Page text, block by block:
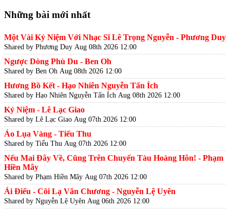
Những bài mới nhất
Một Vài Kỷ Niệm Với Nhạc Sĩ Lê Trọng Nguyễn - Phương Duy
Shared by Phương Duy Aug 08th 2026 12:00
Ngược Dòng Phù Du - Ben Oh
Shared by Ben Oh Aug 08th 2026 12:00
Hương Bồ Kết - Hạo Nhiên Nguyễn Tấn Ích
Shared by Hạo Nhiên Nguyễn Tấn Ích Aug 08th 2026 12:00
Kỷ Niệm - Lê Lạc Giao
Shared by Lê Lạc Giao Aug 07th 2026 12:00
Áo Lụa Vàng - Tiểu Thu
Shared by Tiểu Thu Aug 07th 2026 12:00
Nếu Mai Đây Về, Cũng Trên Chuyến Tàu Hoàng Hôn! - Phạm
Hiền Mây
Shared by Phạm Hiền Mây Aug 07th 2026 12:00
Ái Điểu - Cõi Lạ Văn Chương - Nguyễn Lệ Uyên
Shared by Nguyễn Lệ Uyên Aug 06th 2026 12:00